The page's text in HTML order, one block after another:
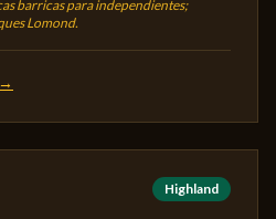
barricas para independientes;
Lomond.
→
Highland